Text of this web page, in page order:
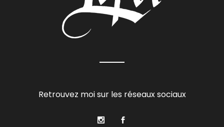
Retrouvez moi sur les réseaux sociaux